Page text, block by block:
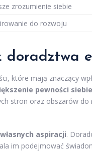
zrozumienie siebie
do rozwoju
doradztwa
które mają znaczący
pewności siebie
stron oraz obszarów
aspiracji.
im podejmować